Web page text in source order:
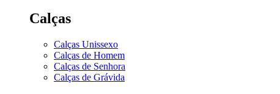
Calças
Calças Unissexo
Calças de Homem
Calças de Senhora
Calças de Grávida